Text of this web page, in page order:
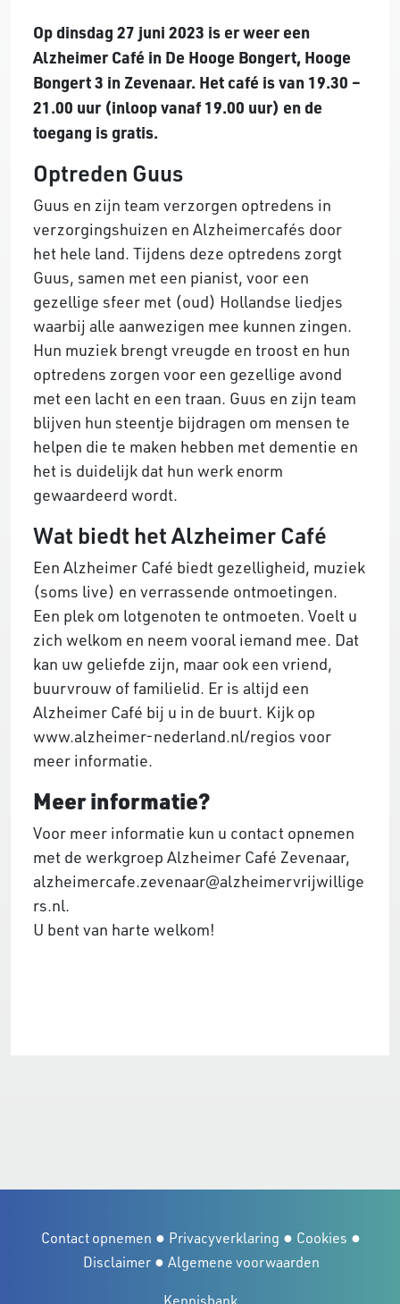
Op dinsdag 27 juni 2023 is er weer een
Alzheimer Café in De Hooge Bongert, Hooge
Bongert 3 in Zevenaar. Het café is van 19.30 –
21.00 uur (inloop vanaf 19.00 uur) en de
toegang is gratis.
Optreden Guus
Guus en zijn team verzorgen optredens in
verzorgingshuizen en Alzheimercafés door
het hele land. Tijdens deze optredens zorgt
Guus, samen met een pianist, voor een
gezellige sfeer met (oud) Hollandse liedjes
waarbij alle aanwezigen mee kunnen zingen.
Hun muziek brengt vreugde en troost en hun
optredens zorgen voor een gezellige avond
met een lacht en een traan. Guus en zijn team
blijven hun steentje bijdragen om mensen te
helpen die te maken hebben met dementie en
het is duidelijk dat hun werk enorm
gewaardeerd wordt.
Wat biedt het Alzheimer Café
Een Alzheimer Café biedt gezelligheid, muziek
(soms live) en verrassende ontmoetingen.
Een plek om lotgenoten te ontmoeten. Voelt u
zich welkom en neem vooral iemand mee. Dat
kan uw geliefde zijn, maar ook een vriend,
buurvrouw of familielid. Er is altijd een
Alzheimer Café bij u in de buurt. Kijk op
www.alzheimer-nederland.nl/regios voor
meer informatie.
Meer informatie?
Voor meer informatie kun u contact opnemen
met de werkgroep Alzheimer Café Zevenaar,
alzheimercafe.zevenaar@alzheimervrijwillige
rs.nl.
U bent van harte welkom!
Contact opnemen ● Privacyverklaring ● Cookies ●
Disclaimer● Algemene voorwaarden
Kennisbank